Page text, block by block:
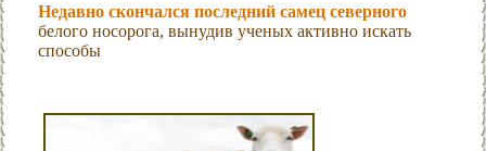
Недавно скончался последний самец северного
белого носорога, вынудив ученых активно искать
способы